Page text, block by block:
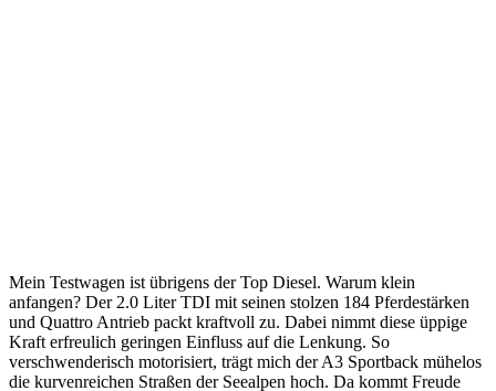
Mein Testwagen ist übrigens der Top Diesel. Warum klein
anfangen? Der 2.0 Liter TDI mit seinen stolzen 184 Pferdestärken
und Quattro Antrieb packt kraftvoll zu. Dabei nimmt diese üppige
Kraft erfreulich geringen Einfluss auf die Lenkung. So
verschwenderisch motorisiert, trägt mich der A3 Sportback mühelos
die kurvenreichen Straßen der Seealpen hoch. Da kommt Freude